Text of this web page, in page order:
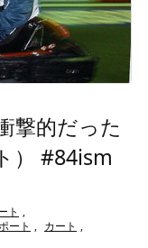
撃的だった
） #84ism
ト
ート カート